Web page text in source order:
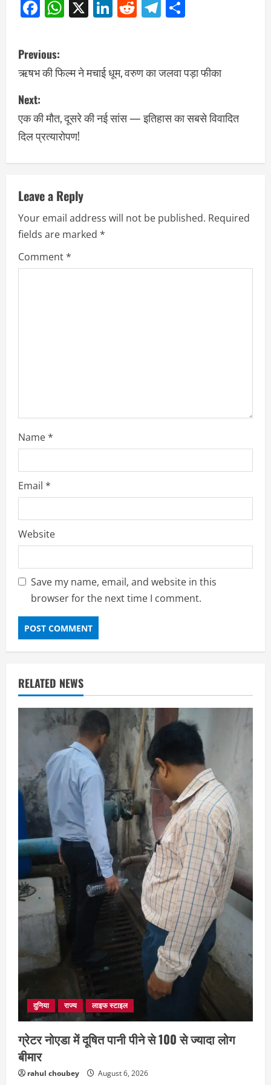
Facebook
WhatsApp
X LinkedIn
RedditTelegram
Previous:
ऋषभ की फिल्म ने मचाई धूम, वरुण का जलवा पड़ा फीका
Next:
एक की मौत, दूसरे की नई सांस — इतिहास का सबसे विवादित
दिल प्रत्यारोपण!
Leave a Reply
Your email address will not be published. Required
fields are marked *
Comment*
Name*
Email *
Website
Save my name, email, and website in this
browser for the next time I comment.
RELATED NEWS
दुनिया राज्य लाइफ स्टाइल
ग्रेटर नोएडा में दूषित पानी पीने से 100 से ज्यादा लोग
बीमार
rahul choubey August 6, 2026